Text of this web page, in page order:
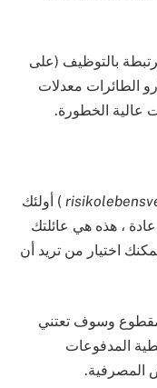
بالتوظيف (على
الطائرات معدلات
عالية الخطورة.
) أولئك
، هذه هي عائلتك
اختيار من تريد أن
مقطوع وسوف تعتني
المدفوعات
المصرفية.